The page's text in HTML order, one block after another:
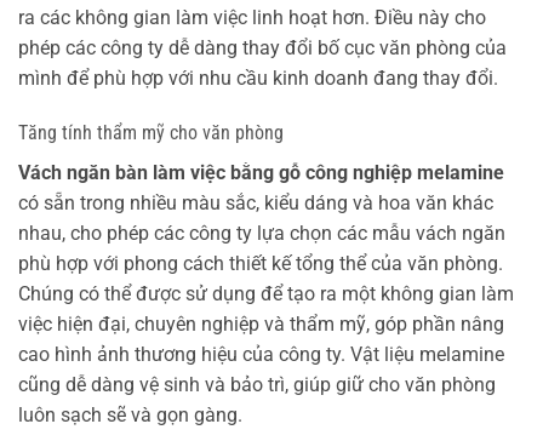
ra các không gian làm việc linh hoạt hơn. Điều này cho
phép các công ty dễ dàng thay đổi bố cục văn phòng của
mình để phù hợp với nhu cầu kinh doanh đang thay đổi.
Tăng tính thẩm mỹ cho văn phòng
Vách ngăn bàn làm việc bằng gỗ công nghiệp melamine
có sẵn trong nhiều màu sắc, kiểu dáng và hoa văn khác
nhau, cho phép các công ty lựa chọn các mẫu vách ngăn
phù hợp với phong cách thiết kế tổng thể của văn phòng.
Chúng có thể được sử dụng để tạo ra một không gian làm
việc hiện đại, chuyên nghiệp và thẩm mỹ, góp phần nâng
cao hình ảnh thương hiệu của công ty. Vật liệu melamine
cũng dễ dàng vệ sinh và bảo trì, giúp giữ cho văn phòng
luôn sạch sẽ và gọn gàng.